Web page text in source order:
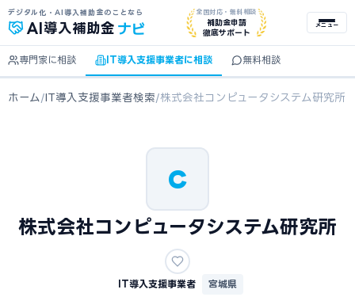
デジタル化・AI導入補助金のことなら
AI 導入補助金 ナビ
全国対応・無料相談
補助金申請
徹底サポート
メニュー
専門家に相談 IT導入支援事業者に相談 無料相談
ホーム /IT導入支援事業者検索/株式会社コンピュータシステム研究所
C
株式会社コンピュータシステム研究所
IT導入支援事業者 宮城県